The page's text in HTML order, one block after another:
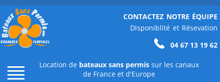
CONTACTEZ NOTRE ÉQUIPE
Disponiblité et Résevation
04 67 13 19 62
Location de bateaux sans permis sur les canaux
de France et d'Europe